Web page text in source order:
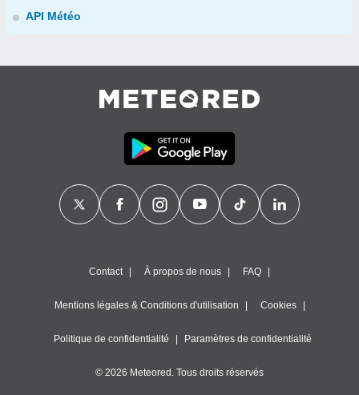
API Météo
Contact À propos de nous FAQ
Mentions légales & Conditions d'utilisation Cookies
Politique de confidentialité Paramètres de confidentialité
© 2026 Meteored. Tous droits réservés